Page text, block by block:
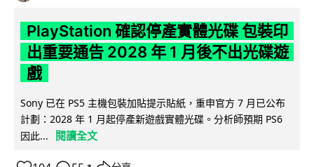
PlayStation 確認停產實體光碟 包裝印
出重要通告 2028 年 1 月後不出光碟遊
戲
Sony 已在 PS5 主機包裝加貼提示貼紙，重申官方 7 月已公布
計劃：2028 年 1 月起停產新遊戲實體光碟。分析師預期 PS6
因此...
閱讀全文